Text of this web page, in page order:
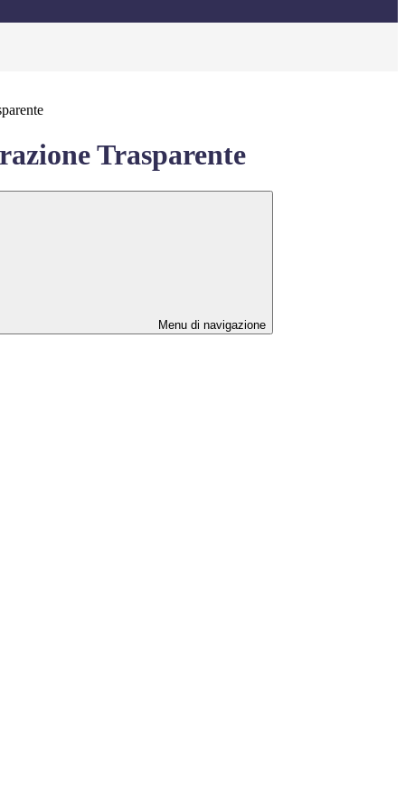
Trasparente
Menu di navigazione